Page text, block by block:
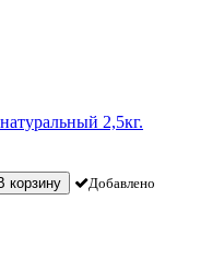
2,5кг.
корзину Добавлено